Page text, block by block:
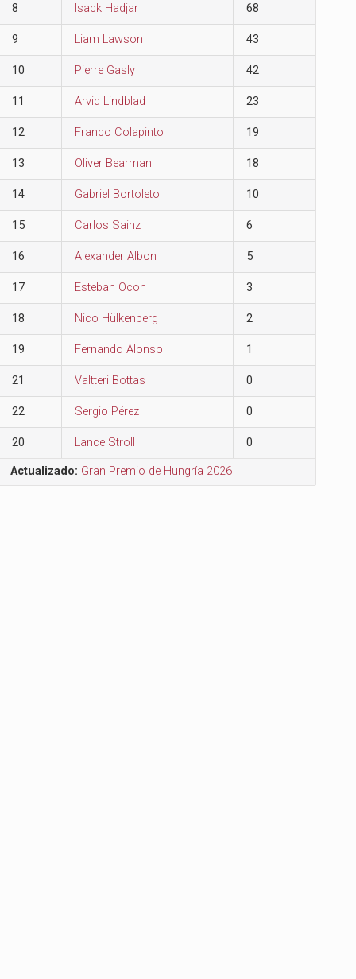
8 Isack Hadjar 68
9 Liam Lawson 43
10 Pierre Gasly 42
11 Arvid Lindblad 23
12 Franco Colapinto 19
13 Oliver Bearman 18
14 Gabriel Bortoleto 10
15 Carlos Sainz 6
16 Alexander Albon 5
17 Esteban Ocon 3
18 Nico Hülkenberg 2
19 Fernando Alonso 1
21 Valtteri Bottas 0
22 Sergio Pérez 0
20 Lance Stroll 0
Actualizado: Gran Premio de Hungría 2026